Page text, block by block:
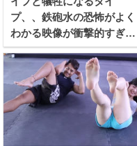
プ、、鉄砲水の恐怖がよく
わかる映像が衝撃的すぎ
る！